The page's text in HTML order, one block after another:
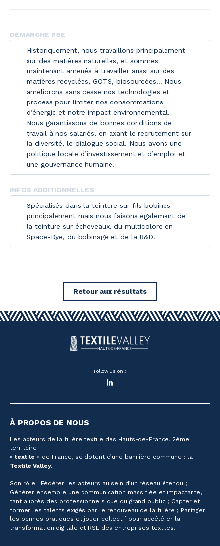
DEMARCHE RSE
Historiquement, nous travaillons principalement
sur des matières naturelles, et sommes
maintenant amenés à travailler aussi sur des
matières recyclées, GOTS, biosourcées… Nous
améliorons sans cesse nos technologies et
process pour limiter nos consommations
d’énergie et notre impact environnemental.
Nous garantissons de bonnes conditions de
travail à nos salariés, en axant le recrutement sur
la diversité, le dialogue social. Nous avons une
politique locale d’investissement et d’emploi et
une gouvernance humaine.
INFOS ADDITIONNELLES
Spécialisés dans la teinture sur fils bobines
principalement mais nous faisons également de
la teinture sur écheveaux, du multicolore en
Space-Dye, du bobinage et de la R&D.
Retour aux résultats
Follow us on :
À PROPOS DE NOUS
Les acteurs de la filière textile des Hauts-de-France, 2ème
territoire
« textile » de France, se dotent d’une bannière commune : la
Textile Valley.
Son rôle : Fédérer les acteurs au sein d’un réseau étendu ;
Générer ensemble une communication massifiée et impactante,
tant auprès des professionnels que du grand public ; Capter et
former les talents exigés par le renouveau de la filière ; Partager
les bonnes pratiques et jouer collectif pour accélérer la
transformation digitale et RSE des entreprises textiles.